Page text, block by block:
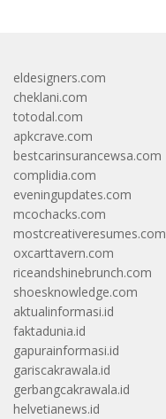
eldesigners.com
cheklani.com
totodal.com
apkcrave.com
bestcarinsurancewsa.com
complidia.com
eveningupdates.com
mcochacks.com
mostcreativeresumes.com
oxcarttavern.com
riceandshinebrunch.com
shoesknowledge.com
aktualinformasi.id
faktadunia.id
gapurainformasi.id
gariscakrawala.id
gerbangcakrawala.id
helvetianews.id